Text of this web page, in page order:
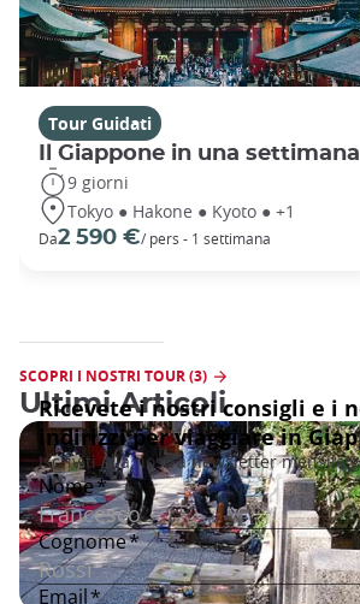
Tour Guidati
Il Giappone in una settimana
9 giorni
Tokyo ● Hakone ● Kyoto ● +1
Da2 590 €/ pers - 1 settimana
SCOPRI I NOSTRI TOUR (3)
Ultimi Articoli